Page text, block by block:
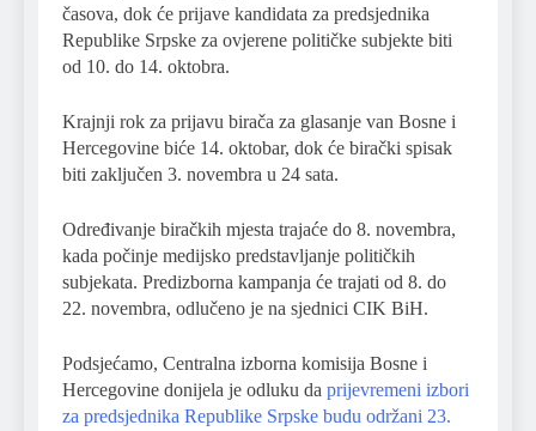
časova, dok će prijave kandidata za predsjednika
Republike Srpske za ovjerene političke subjekte biti
od 10. do 14. oktobra.
Krajnji rok za prijavu birača za glasanje van Bosne i
Hercegovine biće 14. oktobar, dok će birački spisak
biti zaključen 3. novembra u 24 sata.
Određivanje biračkih mjesta trajaće do 8. novembra,
kada počinje medijsko predstavljanje političkih
subjekata. Predizborna kampanja će trajati od 8. do
22. novembra, odlučeno je na sjednici CIK BiH.
Podsjećamo, Centralna izborna komisija Bosne i
Hercegovine donijela je odluku da prijevremeni izbori
za predsjednika Republike Srpske budu održani 23.